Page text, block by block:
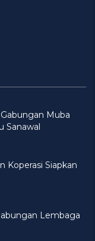
Muba
Sanawal
Koperasi Siapkan
Lembaga